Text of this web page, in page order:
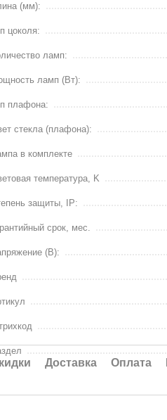
(мм):
цоколя:
ламп:
ламп (Вт):
плафона:
стекла (плафона):
в комплекте
температура, K
защиты, IP:
срок, мес.
(В):
Доставка Оплата